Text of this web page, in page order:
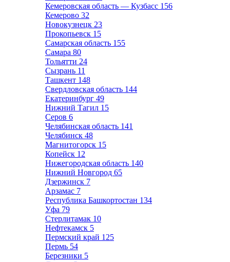
Кемеровская область — Кузбасс 156
Кемерово 32
Новокузнецк 23
Прокопьевск 15
Самарская область 155
Самара 80
Тольятти 24
Сызрань 11
Ташкент 148
Свердловская область 144
Екатеринбург 49
Нижний Тагил 15
Серов 6
Челябинская область 141
Челябинск 48
Магнитогорск 15
Копейск 12
Нижегородская область 140
Нижний Новгород 65
Дзержинск 7
Арзамас 7
Республика Башкортостан 134
Уфа 79
Стерлитамак 10
Нефтекамск 5
Пермский край 125
Пермь 54
Березники 5